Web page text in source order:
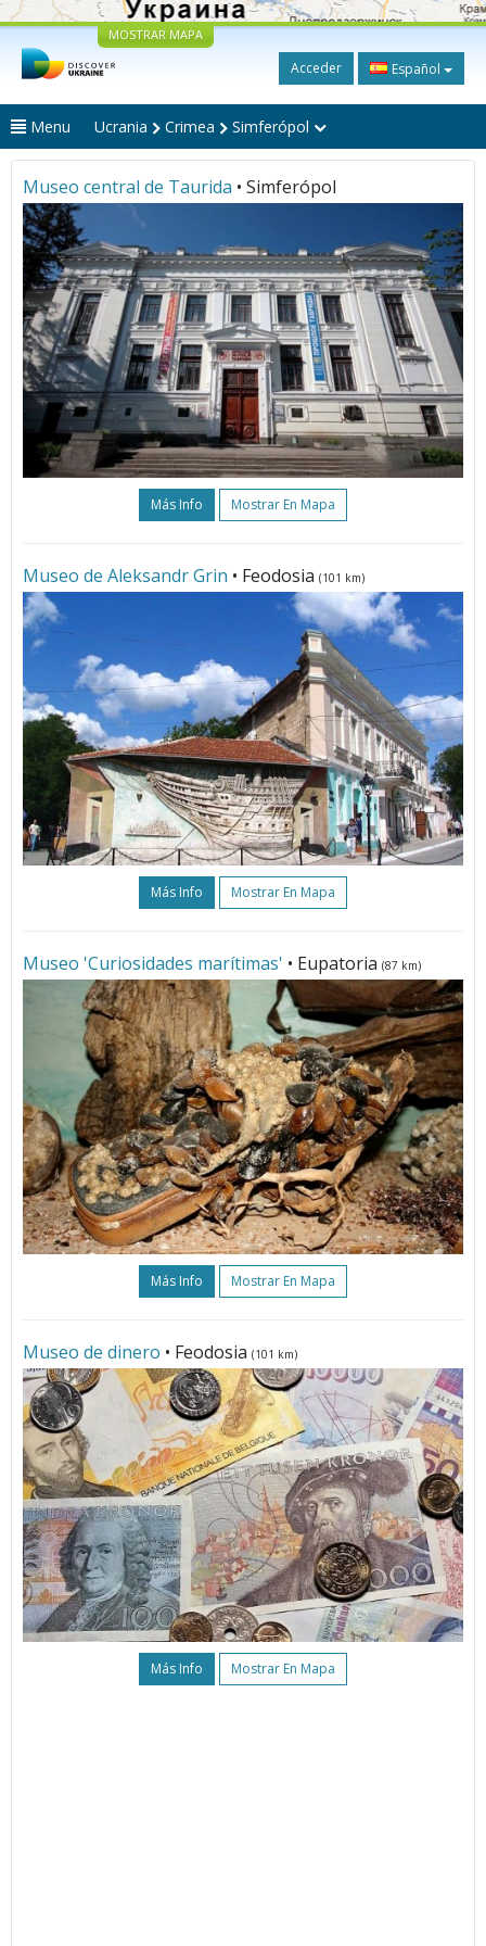
MOSTRAR MAPA
Acceder Español
Menu Ucrania Crimea Simferópol
Museo central de Taurida • Simferópol
Más Info Mostrar En Mapa
Museo de Aleksandr Grin • Feodosia (101 km)
Más Info Mostrar En Mapa
Museo 'Curiosidades marítimas' • Eupatoria (87 km)
Más Info Mostrar En Mapa
Museo de dinero • Feodosia (101 km)
Más Info Mostrar En Mapa